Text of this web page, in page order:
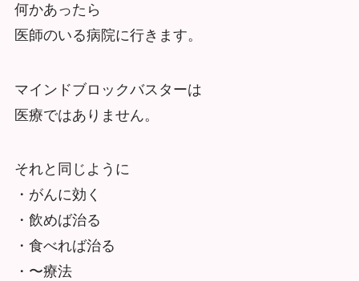
何かあったら
医師のいる病院に行きます。
マインドブロックバスターは
医療ではありません。
それと同じように
・がんに効く
・飲めば治る
・食べれば治る
・〜療法